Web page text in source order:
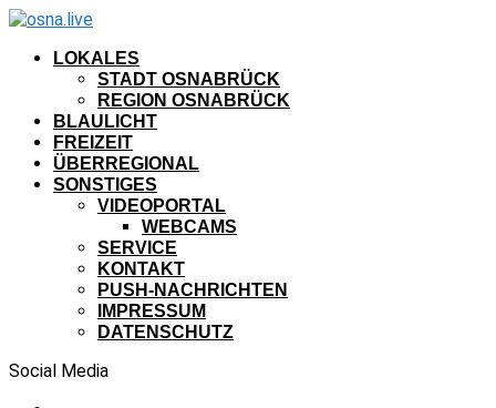
LOKALES
STADT OSNABRÜCK
REGION OSNABRÜCK
BLAULICHT
FREIZEIT
ÜBERREGIONAL
SONSTIGES
VIDEOPORTAL
WEBCAMS
SERVICE
KONTAKT
PUSH-NACHRICHTEN
IMPRESSUM
DATENSCHUTZ
Social Media